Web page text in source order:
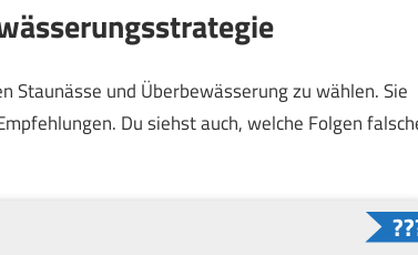
Staunässe und Überbewässerung zu wählen. Sie
Du siehst auch, welche Folgen